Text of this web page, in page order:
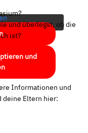
und
und überlegst, ob die
ist?
Informationen und
deine Eltern hier: